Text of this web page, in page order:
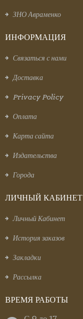
ЗНО Авраменко
ИНФОРМАЦИЯ
Связаться с нами
Доставка
Privacy Policy
Оплата
Карта сайта
Издательства
Города
ЛИЧНЫЙ КАБИНЕТ
Личный Кабинет
История заказов
Закладки
Рассылка
ВРЕМЯ РАБОТЫ